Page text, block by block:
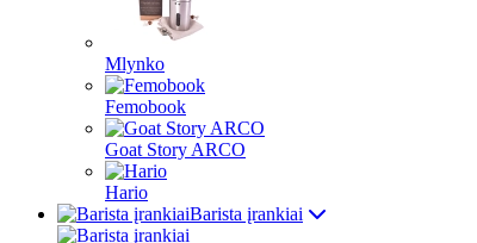
Mlynko
Femobook
Goat Story ARCO
Hario
Barista įrankiai